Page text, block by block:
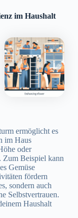
im Haushalt
ermöglicht es
im Haus
oder
Zum Beispiel kann
Gemüse
fördern
sondern auch
Selbstvertrauen.
Haushalt